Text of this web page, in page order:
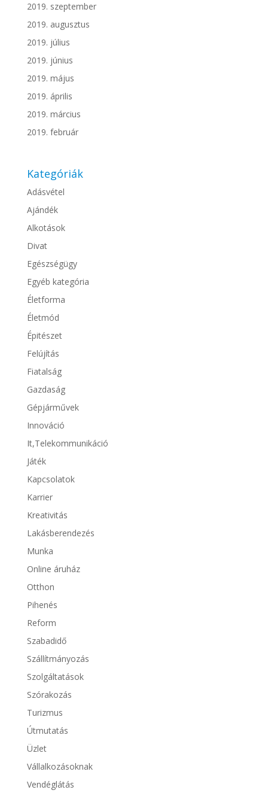
2019. szeptember
2019. augusztus
2019. július
2019. június
2019. május
2019. április
2019. március
2019. február
Kategóriák
Adásvétel
Ajándék
Alkotások
Divat
Egészségügy
Egyéb kategória
Életforma
Életmód
Épitészet
Felújítás
Fiatalság
Gazdaság
Gépjárművek
Innováció
It,Telekommunikáció
Játék
Kapcsolatok
Karrier
Kreativitás
Lakásberendezés
Munka
Online áruház
Otthon
Pihenés
Reform
Szabadidő
Szállítmányozás
Szolgáltatások
Szórakozás
Turizmus
Útmutatás
Üzlet
Vállalkozásoknak
Vendéglátás